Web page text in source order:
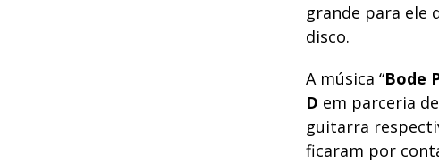
grande para ele
disco.
A música “Bode
D em parceria
guitarra
ficaram por